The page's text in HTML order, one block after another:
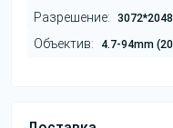
Разрешение:
Объектив: 4.7-94mm